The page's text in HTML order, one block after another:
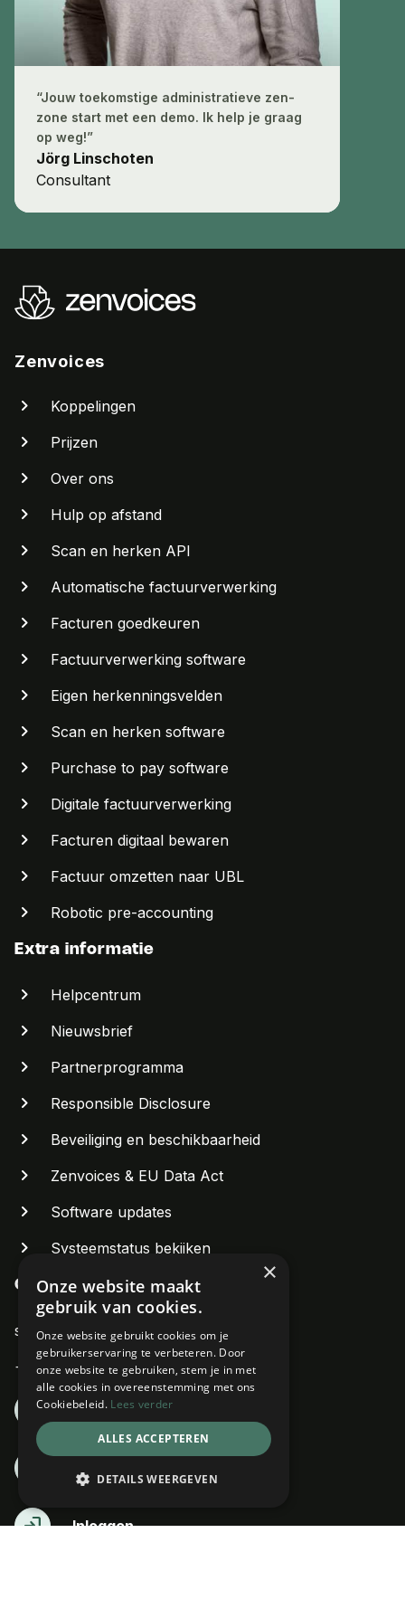
“Jouw toekomstige administratieve zen-
zone start met een demo. Ik help je graag
op weg!”
Jörg Linschoten
Consultant
Zenvoices
Koppelingen
Prijzen
Over ons
Hulp op afstand
Scan en herken API
Automatische factuurverwerking
Facturen goedkeuren
Factuurverwerking software
Eigen herkenningsvelden
Scan en herken software
Purchase to pay software
Digitale factuurverwerking
Facturen digitaal bewaren
Factuur omzetten naar UBL
Robotic pre-accounting
Extra informatie
Helpcentrum
Nieuwsbrief
Partnerprogramma
Responsible Disclosure
Beveiliging en beschikbaarheid
Zenvoices & EU Data Act
Software updates
Systeemstatus bekijken
Contact
support@zenvoices.com
+31 (0)85 3038853
event Plan een demo
login Inloggen
×
Onze website maakt
gebruik van cookies.
Onze website gebruikt cookies om je
gebruikerservaring te verbeteren. Door
onze website te gebruiken, stem je in met
alle cookies in overeenstemming met ons
Cookiebeleid. Lees verder
ALLES ACCEPTEREN
DETAILS WEERGEVEN